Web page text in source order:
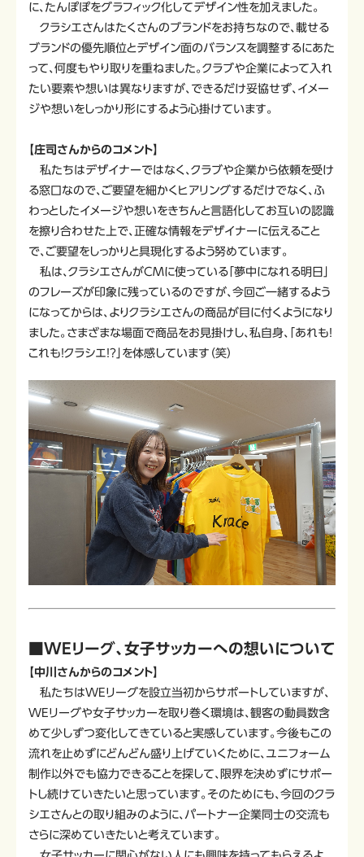
に、たんぽぽをグラフィック化してデザイン性を加えました。
クラシエさんはたくさんのブランドをお持ちなので、載せる
ブランドの優先順位とデザイン面のバランスを調整するにあた
って、何度もやり取りを重ねました。クラブや企業によって入れ
たい要素や想いは異なりますが、できるだけ妥協せず、イメー
ジや想いをしっかり形にするよう心掛けています。
【庄司さんからのコメント】
私たちはデザイナーではなく、クラブや企業から依頼を受け
る窓口なので、ご要望を細かくヒアリングするだけでなく、ふ
わっとしたイメージや想いをきちんと言語化してお互いの認識
を擦り合わせた上で、正確な情報をデザイナーに伝えること
で、ご要望をしっかりと具現化するよう努めています。
私は、クラシエさんがCMに使っている「夢中になれる明日」
のフレーズが印象に残っているのですが、今回ご一緒するよう
になってからは、よりクラシエさんの商品が目に付くようになり
ました。さまざまな場面で商品をお見掛けし、私自身、「あれも！
これも！クラシエ！？」を体感しています（笑）
■WEリーグ、女子サッカーへの想いについて
【中川さんからのコメント】
私たちはWEリーグを設立当初からサポートしていますが、
WEリーグや女子サッカーを取り巻く環境は、観客の動員数含
めて少しずつ変化してきていると実感しています。今後もこの
流れを止めずにどんどん盛り上げていくために、ユニフォーム
制作以外でも協力できることを探して、限界を決めずにサポー
トし続けていきたいと思っています。そのためにも、今回のクラ
シエさんとの取り組みのように、パートナー企業同士の交流も
さらに深めていきたいと考えています。